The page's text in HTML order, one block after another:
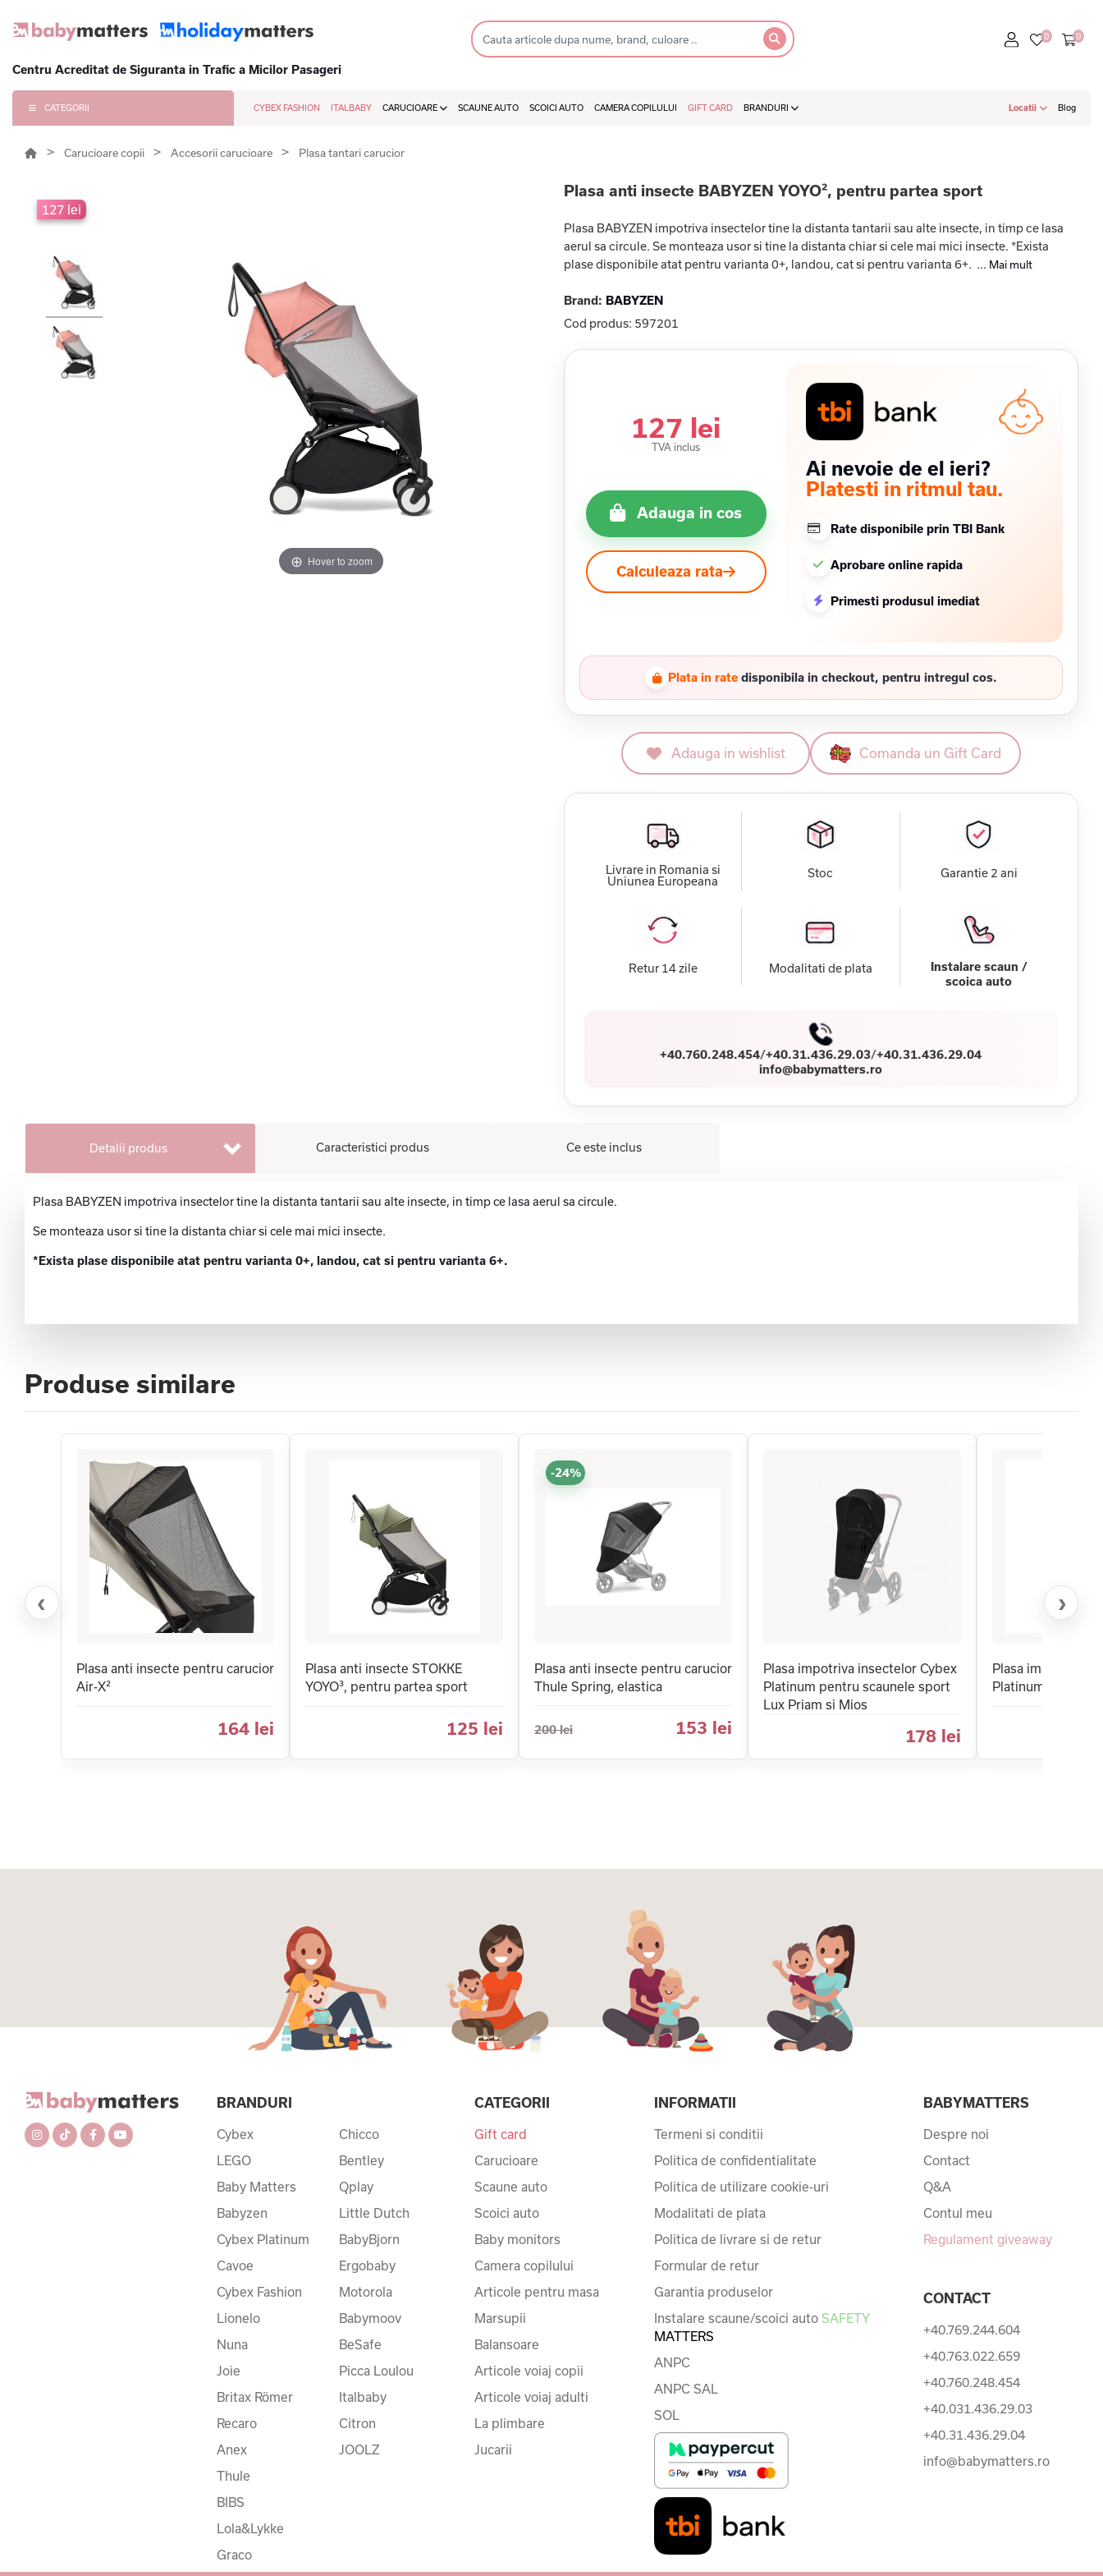
Centru Acreditat de Siguranta in Trafic a Micilor Pasageri
CATEGORII CYBEX FASHION ITALBABY CARUCIOARE SCAUNE AUTO SCOICI AUTO CAMERA COPILULUI GIFT CARD BRANDURI Locatii Blog
Carucioare copii Accesorii carucioare Plasa tantari carucior
127 lei
Hover to zoom
Plasa anti insecte BABYZEN YOYO², pentru partea sport
Plasa BABYZEN impotriva insectelor tine la distanta tantarii sau alte insecte, in timp ce lasa
aerul sa circule. Se monteaza usor si tine la distanta chiar si cele mai mici insecte. *Exista
plase disponibile atat pentru varianta 0+, landou, cat si pentru varianta 6+. ... Mai mult
Brand: BABYZEN
Cod produs: 597201
127 lei
TVA inclus
Adauga in cos
Calculeaza rata
Ai nevoie de el ieri?
Platesti in ritmul tau.
Rate disponibile prin TBI Bank
Aprobare online rapida
Primesti produsul imediat
Plata in rate disponibila in checkout, pentru intregul cos.
Adauga in wishlist Comanda un Gift Card
Livrare in Romania si
Uniunea Europeana
Stoc Garantie 2 ani
Retur 14 zile Modalitati de plata
Instalare scaun /
scoica auto
+40.760.248.454/+40.31.436.29.03/+40.31.436.29.04
info@babymatters.ro
Detalii produs Caracteristici produs Ce este inclus
Plasa BABYZEN impotriva insectelor tine la distanta tantarii sau alte insecte, in timp ce lasa aerul sa circule.
Se monteaza usor si tine la distanta chiar si cele mai mici insecte.
*Exista plase disponibile atat pentru varianta 0+, landou, cat si pentru varianta 6+.
Produse similare
‹
Plasa anti insecte pentru carucior
Air-X²
164 lei
Plasa anti insecte STOKKE
YOYO³, pentru partea sport
125 lei
-24%
Plasa anti insecte pentru carucior
Thule Spring, elastica
200 lei 153 lei
Plasa impotriva insectelor Cybex
Platinum pentru scaunele sport
Lux Priam si Mios
178 lei
Plasa impotriva
Platinum, pentru
›
BRANDURI
Cybex
LEGO
Baby Matters
Babyzen
Cybex Platinum
Cavoe
Cybex Fashion
Lionelo
Nuna
Joie
Britax Römer
Recaro
Anex
Thule
BIBS
Lola&Lykke
Graco
Chicco
Bentley
Qplay
Little Dutch
BabyBjorn
Ergobaby
Motorola
Babymoov
BeSafe
Picca Loulou
Italbaby
Citron
JOOLZ
CATEGORII
Gift card
Carucioare
Scaune auto
Scoici auto
Baby monitors
Camera copilului
Articole pentru masa
Marsupii
Balansoare
Articole voiaj copii
Articole voiaj adulti
La plimbare
Jucarii
INFORMATII
Termeni si conditii
Politica de confidentialitate
Politica de utilizare cookie-uri
Modalitati de plata
Politica de livrare si de retur
Formular de retur
Garantia produselor
Instalare scaune/scoici auto SAFETY
MATTERS
ANPC
ANPC SAL
SOL
BABYMATTERS
Despre noi
Contact
Q&A
Contul meu
Regulament giveaway
CONTACT
+40.769.244.604
+40.763.022.659
+40.760.248.454
+40.031.436.29.03
+40.31.436.29.04
info@babymatters.ro